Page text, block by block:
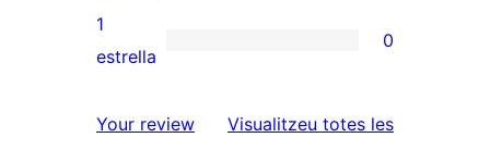
3
estrelles
valoracions
de
estrelles
0
de
1
estrella
0
Your review Visualitzeu totes lesressenyes